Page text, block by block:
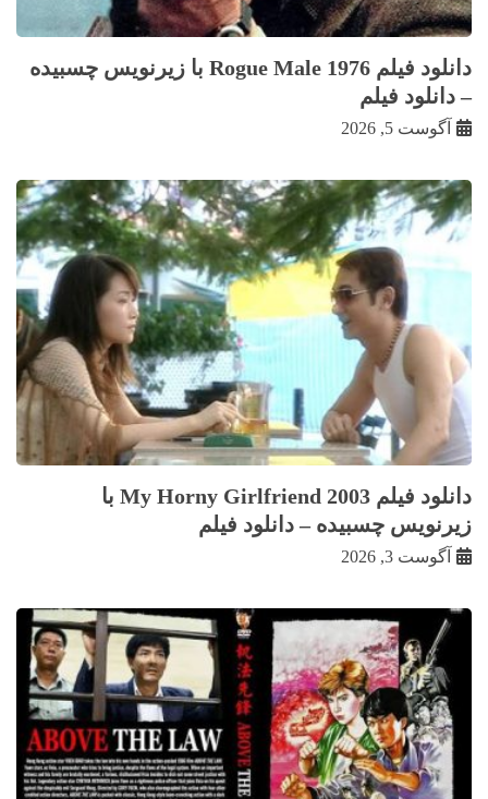
دانلود فیلم Rogue Male 1976 با زيرنويس چسبيده
– دانلود فیلم
آگوست 5, 2026
دانلود فیلم My Horny Girlfriend 2003 با
زيرنويس چسبيده – دانلود فیلم
آگوست 3, 2026